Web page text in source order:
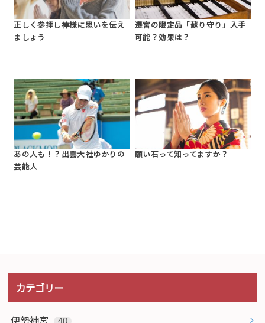
正しく参拝し神様に思いを伝え
ましょう
遷宮の限定品「蘇り守り」入手
可能？効果は？
あの人も！？出雲大社ゆかりの
芸能人
願い石って知ってますか？
カテゴリー
伊勢神宮 40